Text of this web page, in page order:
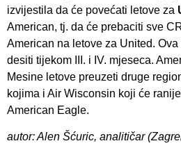
izvijestila da će povećati letove za
American, tj. da će prebaciti sve
American na letove za United.
desiti tijekom III. i IV. mjeseca.
Mesine letove preuzeti druge
kojima i Air Wisconsin koji će
American Eagle.
autor: Alen Šćuric, analitičar